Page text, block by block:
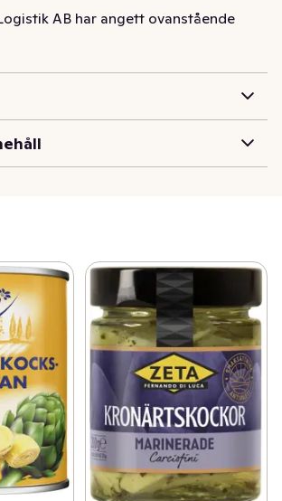
AB har angett ovanstående